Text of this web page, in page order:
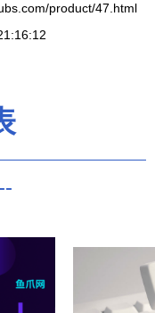
product/47.html